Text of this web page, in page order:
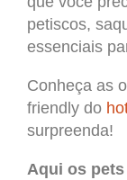
petiscos,
essenciais
Conheça as
friendly do
surpreenda!
Aqui os